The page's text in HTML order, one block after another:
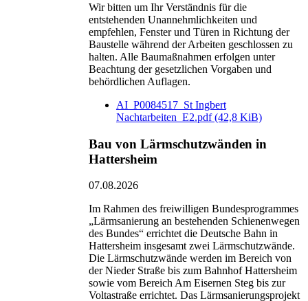
Wir bitten um Ihr Verständnis für die
entstehenden Unannehmlichkeiten und
empfehlen, Fenster und Türen in Richtung der
Baustelle während der Arbeiten geschlossen zu
halten. Alle Baumaßnahmen erfolgen unter
Beachtung der gesetzlichen Vorgaben und
behördlichen Auflagen.
AI_P0084517_St Ingbert
Nachtarbeiten_E2.pdf(42,8 KiB)
Bau von Lärmschutzwänden in
Hattersheim
07.08.2026
Im Rahmen des freiwilligen Bundesprogrammes
„Lärmsanierung an bestehenden Schienenwegen
des Bundes“ errichtet die Deutsche Bahn in
Hattersheim insgesamt zwei Lärmschutzwände.
Die Lärmschutzwände werden im Bereich von
der Nieder Straße bis zum Bahnhof Hattersheim
sowie vom Bereich Am Eisernen Steg bis zur
Voltastraße errichtet. Das Lärmsanierungsprojekt